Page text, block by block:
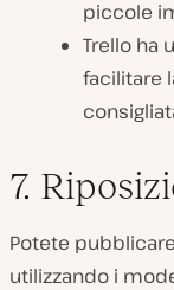
piccole
Trello ha
facilitare
7.
Potete
utilizzando i